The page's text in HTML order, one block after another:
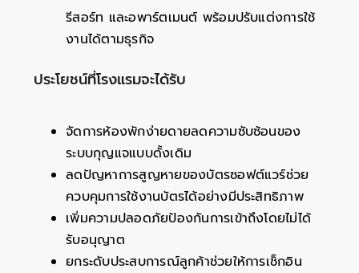
รีสอร์ท และอพาร์ตเมนต์ พร้อมปรับแต่งการใช้
งานได้ตามธุรกิจ
ประโยชน์ที่โรงแรมจะได้รับ
จัดการห้องพักง่ายดายลดความซับซ้อนของ
ระบบกุญแจแบบดั้งเดิม
ลดปัญหาการสูญหายของบัตรซอฟต์แวร์ช่วย
ควบคุมการใช้งานบัตรได้อย่างมีประสิทธิภาพ
เพิ่มความปลอดภัยป้องกันการเข้าถึงโดยไม่ได้
รับอนุญาต
ยกระดับประสบการณ์ลูกค้าช่วยให้การเช็กอิน